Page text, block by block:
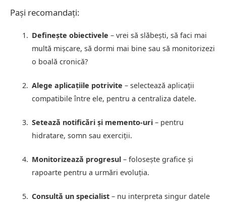
Pași recomandați:
Definește obiectivele – vrei să slăbești, să faci mai
multă mișcare, să dormi mai bine sau să monitorizezi
o boală cronică?
Alege aplicațiile potrivite – selectează aplicații
compatibile între ele, pentru a centraliza datele.
Setează notificări și memento-uri – pentru
hidratare, somn sau exerciții.
Monitorizează progresul – folosește grafice și
rapoarte pentru a urmări evoluția.
Consultă un specialist – nu interpreta singur datele